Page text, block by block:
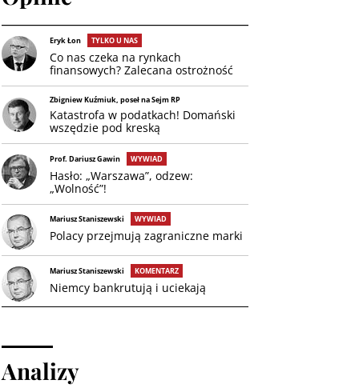
Eryk Łon TYLKO U NAS
Co nas czeka na rynkach
finansowych? Zalecana ostrożność
Zbigniew Kuźmiuk, poseł na Sejm RP
Katastrofa w podatkach! Domański
wszędzie pod kreską
Prof. Dariusz Gawin WYWIAD
Hasło: „Warszawa”, odzew:
„Wolność”!
Mariusz Staniszewski WYWIAD
Polacy przejmują zagraniczne marki
Mariusz Staniszewski KOMENTARZ
Niemcy bankrutują i uciekają
Analizy